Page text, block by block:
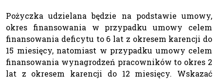
Pożyczka udzielana będzie na podstawie umowy,
okres finansowania w przypadku umowy celem
finansowania deficytu to 6 lat z okresem karencji do
15 miesięcy, natomiast w przypadku umowy celem
finansowania wynagrodzeń pracowników to okres 2
lat z okresem karencji do 12 miesięcy. Wskazać